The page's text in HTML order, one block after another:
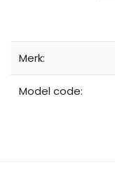
Merk:
Model code: